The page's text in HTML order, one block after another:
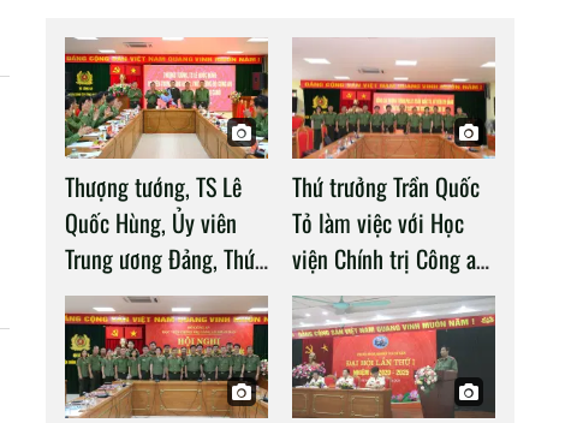
Thượng tướng, TS Lê
Quốc Hùng, Ủy viên
Trung ương Đảng, Thứ
trưởng Bộ Công an làm
việc với Học viện
Chính trị Công an nhân
dân
Thứ trưởng Trần Quốc
Tỏ làm việc với Học
viện Chính trị Công an
nhân dân